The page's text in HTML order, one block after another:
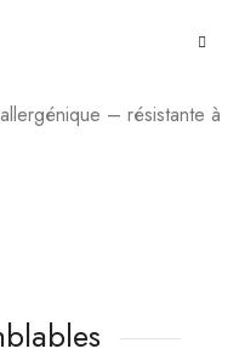
– résistante à